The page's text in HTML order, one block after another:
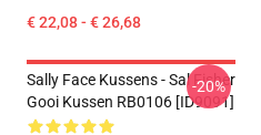
€ 22,08 - € 26,68
Sally Face Kussens - Sal Fisher
Gooi Kussen RB0106 [ID9091]
-20%